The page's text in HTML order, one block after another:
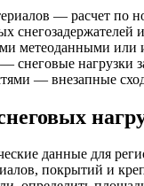
— расчет по
снегозадержателей
метеоданными
снеговые нагрузки
— внезапные
данные для
покрытий и